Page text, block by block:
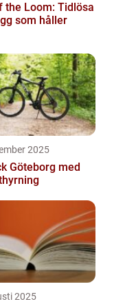
the Loom: Tidlösa
som håller
2025
Göteborg med
2025